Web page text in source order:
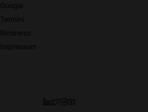
Google
Termini
Rimborso
Impressum